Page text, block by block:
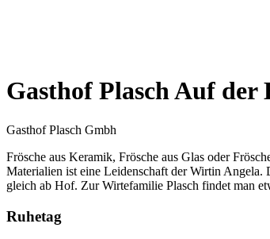
Gasthof Plasch Auf der
Gasthof Plasch Gmbh
Frösche aus Keramik, Frösche aus Glas oder
Materialien ist eine Leidenschaft der Wirtin Angela.
gleich ab Hof. Zur Wirtefamilie Plasch findet man
Ruhetag